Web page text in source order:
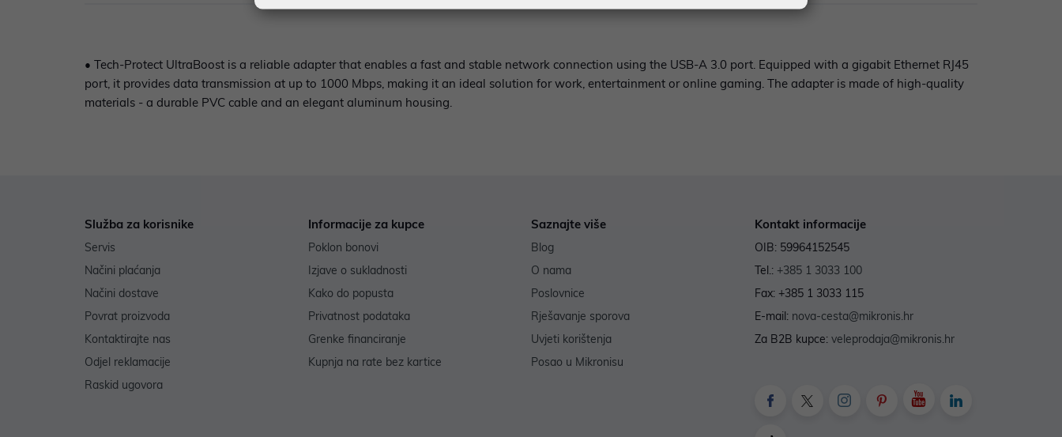
• Tech-Protect UltraBoost is a reliable adapter that enables a fast and stable network connection using the USB-A 3.0 port. Equipped with a gigabit Ethernet RJ45
port, it provides data transmission at up to 1000 Mbps, making it an ideal solution for work, entertainment or online gaming. The adapter is made of high-quality
materials - a durable PVC cable and an elegant aluminum housing.
Služba za korisnike
Servis
Načini plaćanja
Načini dostave
Povrat proizvoda
Kontaktirajte nas
Odjel reklamacije
Raskid ugovora
Informacije za kupce
Poklon bonovi
Izjave o sukladnosti
Kako do popusta
Privatnost podataka
Grenke financiranje
Kupnja na rate bez kartice
Saznajte više
Blog
O nama
Poslovnice
Rješavanje sporova
Uvjeti korištenja
Posao u Mikronisu
Kontakt informacije
OIB: 59964152545
Tel.: +385 1 3033 100
Fax: +385 1 3033 115
E-mail: nova-cesta@mikronis.hr
Za B2B kupce: veleprodaja@mikronis.hr